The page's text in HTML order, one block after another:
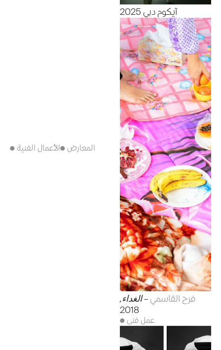
● الأعمال الفنية ● المعارض
آيكوم دبي 2025
فرح القاسمي –الغداء,
● عمل فني